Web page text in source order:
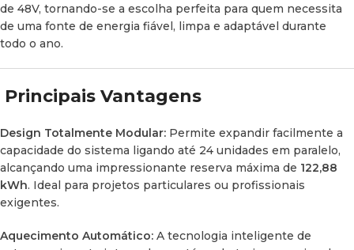
Autocaravanas, furgõescamper e veículos de expedição.
Casas isoladas da rede elétrica (
montanha.
Sistemas debackup(reserva) e emergência doméstica.
de 48V, tornando-se a escolha perfeita para quem necessita
de uma fonte de energia fiável, limpa e adaptável durante
todo o ano.
Principais Vantagens
Design Totalmente Modular: Permite expandir facilmente a
capacidade do sistema ligando até 24 unidades em paralelo,
alcançando uma impressionante reserva máxima de 122,88
kWh. Ideal para projetos particulares ou profissionais
exigentes.
Aquecimento Automático: A tecnologia inteligente de